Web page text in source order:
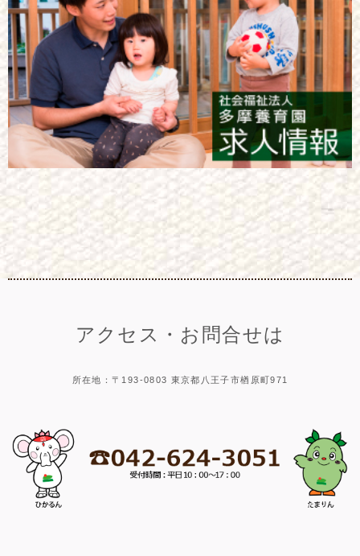
アクセス・お問合せは
所在地：〒193-0803 東京都八王子市楢原町971